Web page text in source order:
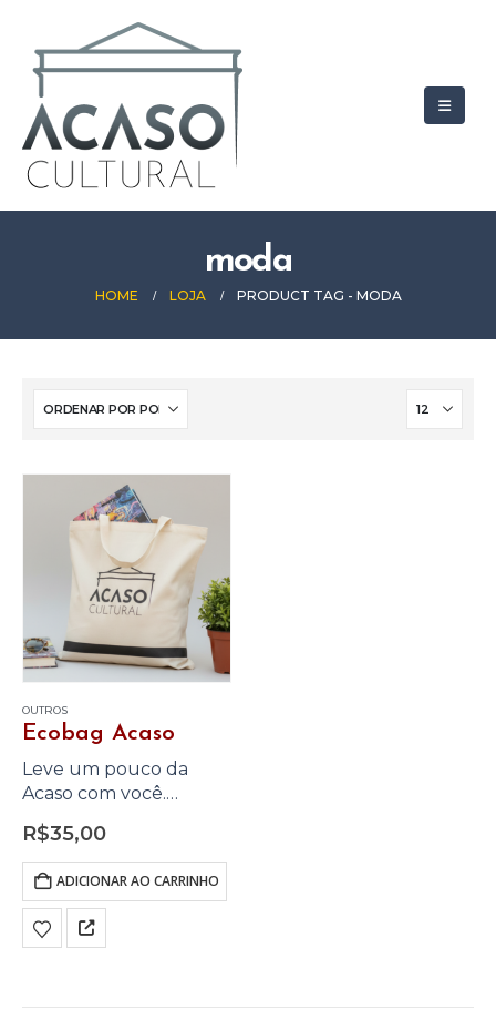
moda
HOME LOJA PRODUCT TAG - MODA
OUTROS
Ecobag Acaso
Leve um pouco da
Acaso com você.
Produzida em algodão
cru, a ecobag da Acaso
Cultural é prática,
resistente e perfeita
para o dia a dia — seja
para livros,…
R$35,00
ADICIONAR AO CARRINHO